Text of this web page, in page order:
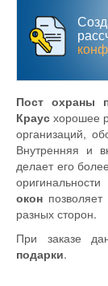
Пост охраны
Краус хорошее
организаций,
Внутренняя и
делает его более
окон
разных сторон.
При заказе
подарки.